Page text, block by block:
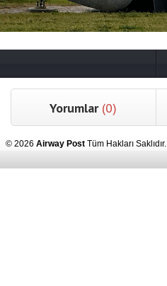
Yorumlar (0)
© 2026 Airway Post Tüm Hakları Saklıdır.